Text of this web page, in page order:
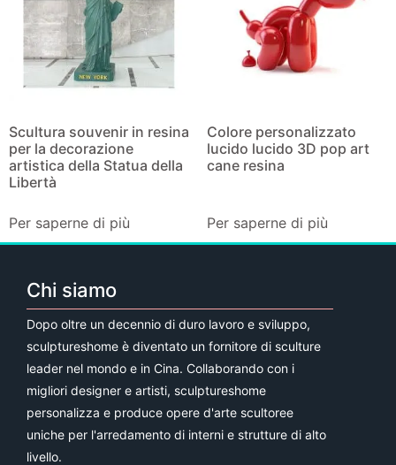
Scultura souvenir in resina
per la decorazione
artistica della Statua della
Libertà
Per saperne di più
Colore personalizzato
lucido lucido 3D pop art
cane resina
Per saperne di più
Chi siamo
Dopo oltre un decennio di duro lavoro e sviluppo,
sculptureshome è diventato un fornitore di sculture
leader nel mondo e in Cina. Collaborando con i
migliori designer e artisti, sculptureshome
personalizza e produce opere d'arte scultoree
uniche per l'arredamento di interni e strutture di alto
livello.